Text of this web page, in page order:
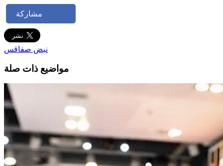
مشاركة
نبض صفاقس
مواضيع ذات صلة